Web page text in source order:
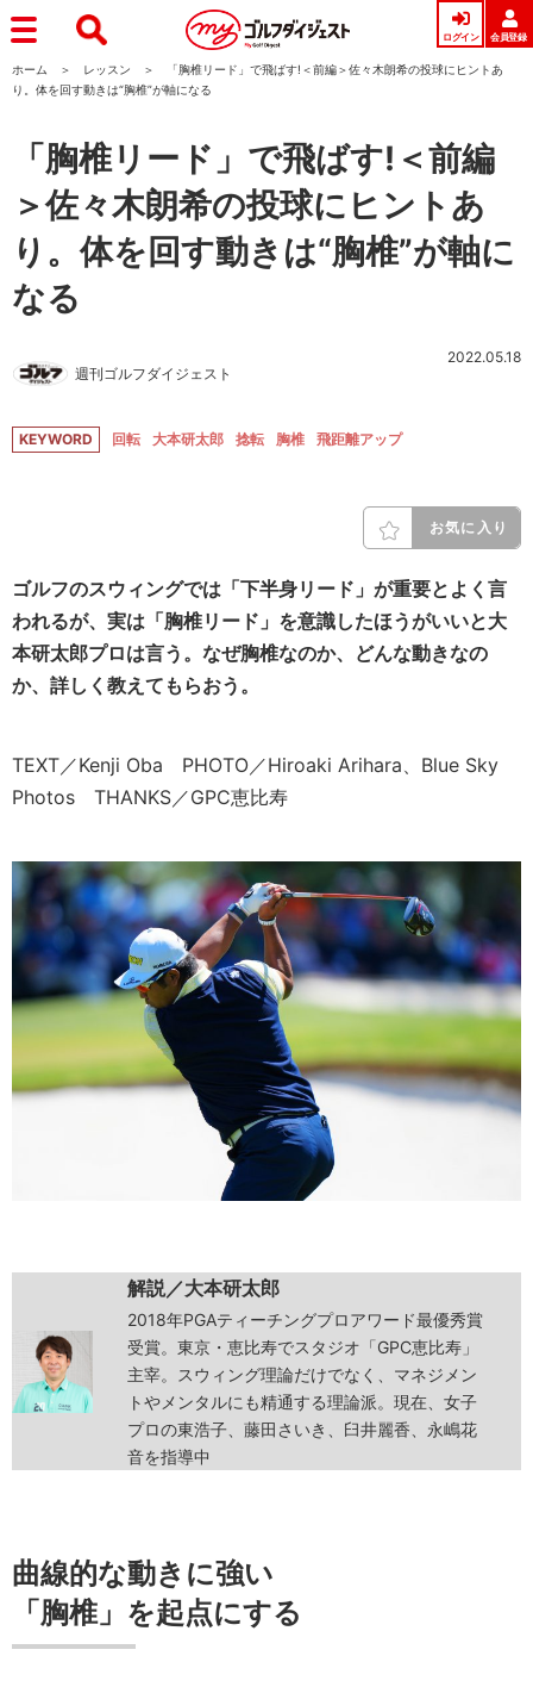
ログイン 会員登録
ホーム レッスン
「胸椎リード」で飛ばす!＜前編＞佐々木朗希の投球にヒントあ
り。体を回す動きは“胸椎”が軸になる
「胸椎リード」で飛ばす!＜前編
＞佐々木朗希の投球にヒントあ
り。体を回す動きは“胸椎”が軸に
なる
週刊ゴルフダイジェスト
2022.05.18
KEYWORD 回転 大本研太郎 捻転 胸椎 飛距離アップ
お気に入り
ゴルフのスウィングでは「下半身リード」が重要とよく言
われるが、実は「胸椎リード」を意識したほうがいいと大
本研太郎プロは言う。なぜ胸椎なのか、どんな動きなの
か、詳しく教えてもらおう。
TEXT／Kenji Oba PHOTO／Hiroaki Arihara、Blue Sky
Photos THANKS／GPC恵比寿
解説／大本研太郎
2018年PGAティーチングプロアワード最優秀賞
受賞。東京・恵比寿でスタジオ「GPC恵比寿」
主宰。スウィング理論だけでなく、マネジメン
トやメンタルにも精通する理論派。現在、女子
プロの東浩子、藤田さいき、臼井麗香、永嶋花
音を指導中
曲線的な動きに強い
「胸椎」を起点にする